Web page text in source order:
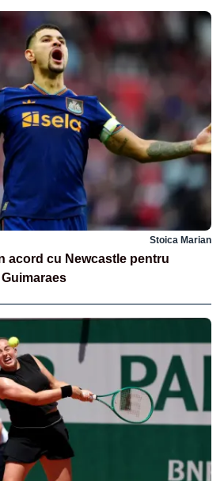
Stoica Marian
acord cu Newcastle pentru